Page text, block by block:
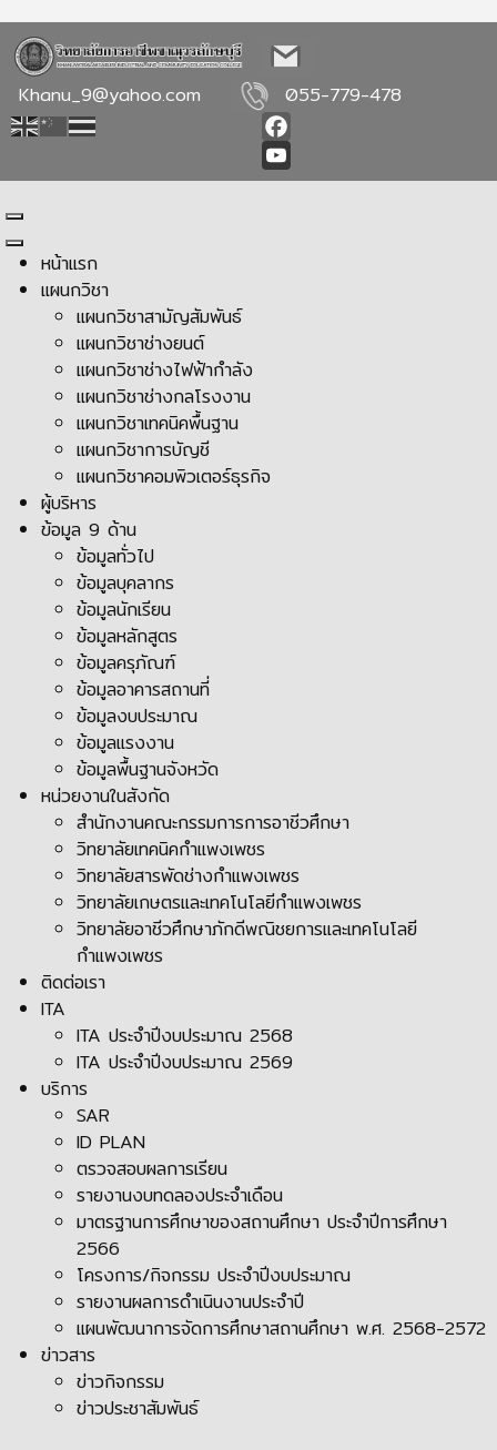
Khanu_9@yahoo.com 055-779-478
Facebook
YouTube
หน้าแรก
แผนกวิชา
แผนกวิชาสามัญสัมพันธ์
แผนกวิชาช่างยนต์
แผนกวิชาช่างไฟฟ้ากำลัง
แผนกวิชาช่างกลโรงงาน
แผนกวิชาเทคนิคพื้นฐาน
แผนกวิชาการบัญชี
แผนกวิชาคอมพิวเตอร์ธุรกิจ
ผู้บริหาร
ข้อมูล 9 ด้าน
ข้อมูลทั่วไป
ข้อมูลบุคลากร
ข้อมูลนักเรียน
ข้อมูลหลักสูตร
ข้อมูลครุภัณฑ์
ข้อมูลอาคารสถานที่
ข้อมูลงบประมาณ
ข้อมูลแรงงาน
ข้อมูลพื้นฐานจังหวัด
หน่วยงานในสังกัด
สำนักงานคณะกรรมการการอาชีวศึกษา
วิทยาลัยเทคนิคกำแพงเพชร
วิทยาลัยสารพัดช่างกำแพงเพชร
วิทยาลัยเกษตรและเทคโนโลยีกำแพงเพชร
วิทยาลัยอาชีวศึกษาภักดีพณิชยการและเทคโนโลยี
กำแพงเพชร
ติดต่อเรา
ITA
ITA ประจำปีงบประมาณ 2568
ITA ประจำปีงบประมาณ 2569
บริการ
SAR
ID PLAN
ตรวจสอบผลการเรียน
รายงานงบทดลองประจำเดือน
มาตรฐานการศึกษาของสถานศึกษา ประจำปีการศึกษา
2566
โครงการ/กิจกรรม ประจำปีงบประมาณ
รายงานผลการดำเนินงานประจำปี
แผนพัฒนาการจัดการศึกษาสถานศึกษา พ.ศ. 2568-2572
ข่าวสาร
ข่าวกิจกรรม
ข่าวประชาสัมพันธ์